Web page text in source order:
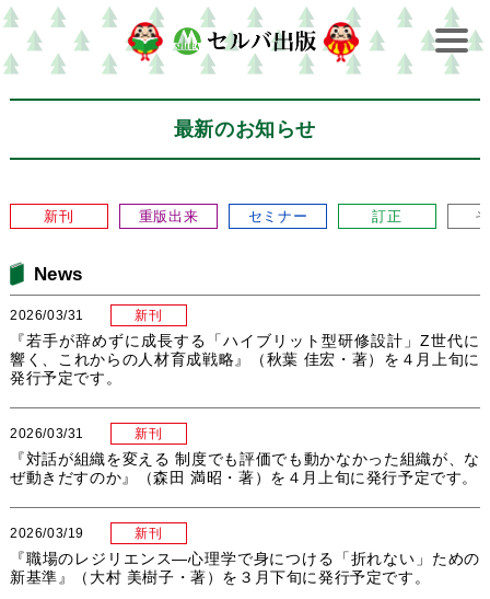
最新のお知らせ
新刊 重版出来 セミナー 訂正
News
2026/03/31 新刊
『若手が辞めずに成長する「ハイブリット型研修設計」Z世代に
響く、これからの人材育成戦略』（秋葉 佳宏・著）を４月上旬に
発行予定です。
2026/03/31 新刊
『対話が組織を変える 制度でも評価でも動かなかった組織が、な
ぜ動きだすのか』（森田 満昭・著）を４月上旬に発行予定です。
2026/03/19 新刊
『職場のレジリエンス―心理学で身につける「折れない」ための
新基準』（大村 美樹子・著）を３月下旬に発行予定です。